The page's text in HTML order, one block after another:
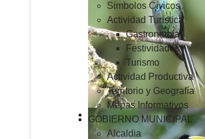
Simbolos Cívicos
Actividad Turística
Gastronomía
Festividades
Turismo
Actividad Productiva
Territorio y Geografía
Mapas Informativos
GOBIERNO MUNICIPAL
Alcaldia